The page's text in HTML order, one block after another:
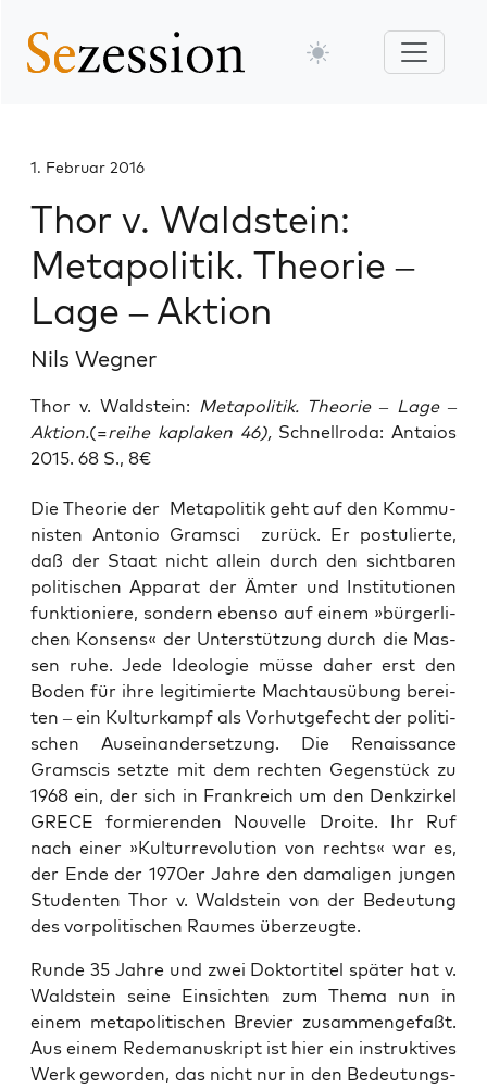
1. Februar 2016
Thor v. Waldstein:
Metapolitik. Theorie –
Lage – Aktion
Nils Wegner
Thor v. Waldstein: Metapolitik. Theorie – Lage –
Aktion.(=reihe kaplaken 46), Schnellroda: Antaios
2015. 68 S., 8€
Die Theo­rie der Meta­po­li­tik geht auf den Kom­mu­
nis­ten Anto­nio Gramsci zurück. Er pos­tu­lier­te,
daß der Staat nicht allein durch den sicht­ba­ren
poli­ti­schen Appa­rat der Ämter und Insti­tu­tio­nen
funk­tio­nie­re, son­dern eben­so auf einem »bür­ger­li­
chen Kon­sens« der Unter­stüt­zung durch die Mas­
sen ruhe. Jede Ideo­lo­gie müs­se daher erst den
Boden für ihre legi­ti­mier­te Macht­aus­übung berei­
ten – ein Kul­tur­kampf als Vor­hut­ge­fecht der poli­ti­
schen Aus­ein­an­der­set­zung. Die Renais­sance
Gramscis setz­te mit dem rech­ten Gegen­stück zu
1968 ein, der sich in Frank­reich um den Denk­zir­kel
GRECE for­mie­ren­den Nou­vel­le Droi­te. Ihr Ruf
nach einer »Kul­tur­re­vo­lu­ti­on von rechts« war es,
der Ende der 1970er Jah­re den dama­li­gen jun­gen
Stu­den­ten Thor v. Wald­stein von der Bedeu­tung
des vor­po­li­ti­schen Rau­mes überzeugte.
Run­de 35 Jah­re und zwei Dok­tor­ti­tel spä­ter hat v.
Wald­stein sei­ne Ein­sich­ten zum The­ma nun in
einem meta­po­li­ti­schen Bre­vier zusam­men­ge­faßt.
Aus einem Rede­ma­nu­skript ist hier ein instruk­ti­ves
Werk gewor­den, das nicht nur in den Bedeu­tungs­